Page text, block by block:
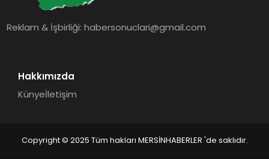
Reklam & İşbirliği:habersonuclari@gmail.com
Hakkımızda
Künyeİletişim
Copyright © 2025 Tüm hakları MERSİNHABERLER 'de saklıdır.